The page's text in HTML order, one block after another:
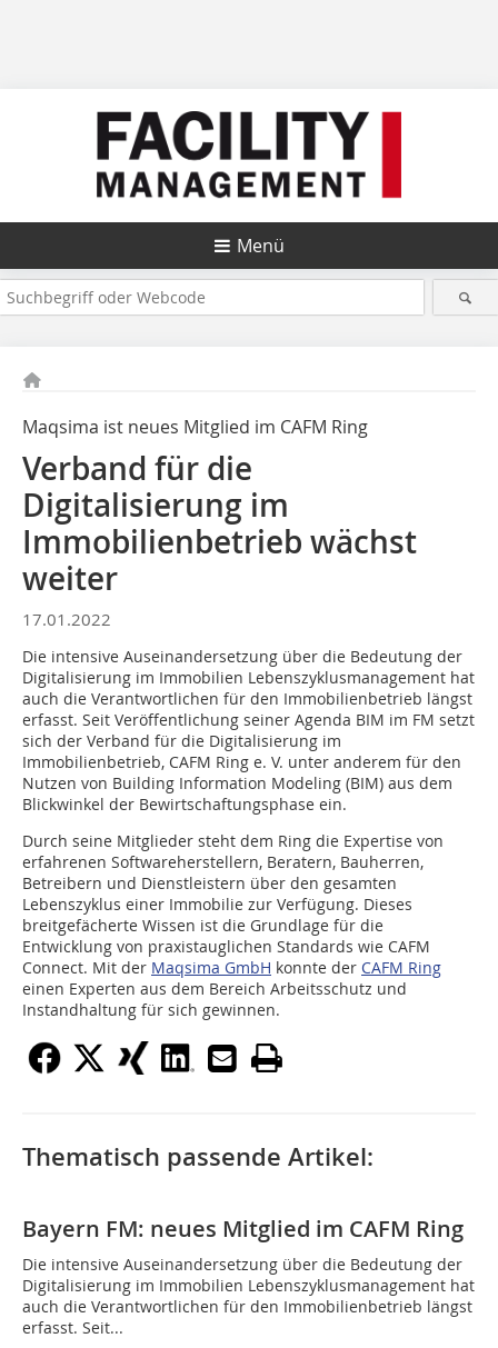
Menü
Maqsima ist neues Mitglied im CAFM Ring
Verband für die
Digitalisierung im
Immobilienbetrieb wächst
weiter
17.01.2022
Die intensive Auseinandersetzung über die Bedeutung der
Digitalisierung im Immobilien Lebenszyklusmanagement hat
auch die Verantwortlichen für den Immobilienbetrieb längst
erfasst. Seit Veröffentlichung seiner Agenda BIM im FM setzt
sich der Verband für die Digitalisierung im
Immobilienbetrieb, CAFM Ring e. V. unter anderem für den
Nutzen von Building Information Modeling (BIM) aus dem
Blickwinkel der Bewirtschaftungsphase ein.
Durch seine Mitglieder steht dem Ring die Expertise von
erfahrenen Softwareherstellern, Beratern, Bauherren,
Betreibern und Dienstleistern über den gesamten
Lebenszyklus einer Immobilie zur Verfügung. Dieses
breitgefächerte Wissen ist die Grundlage für die
Entwicklung von praxistauglichen Standards wie CAFM
Connect. Mit der Maqsima GmbH konnte der CAFM Ring
einen Experten aus dem Bereich Arbeitsschutz und
Instandhaltung für sich gewinnen.
Thematisch passende Artikel:
Bayern FM: neues Mitglied im CAFM Ring
Die intensive Auseinandersetzung über die Bedeutung der
Digitalisierung im Immobilien Lebenszyklusmanagement hat
auch die Verantwortlichen für den Immobilienbetrieb längst
erfasst. Seit...